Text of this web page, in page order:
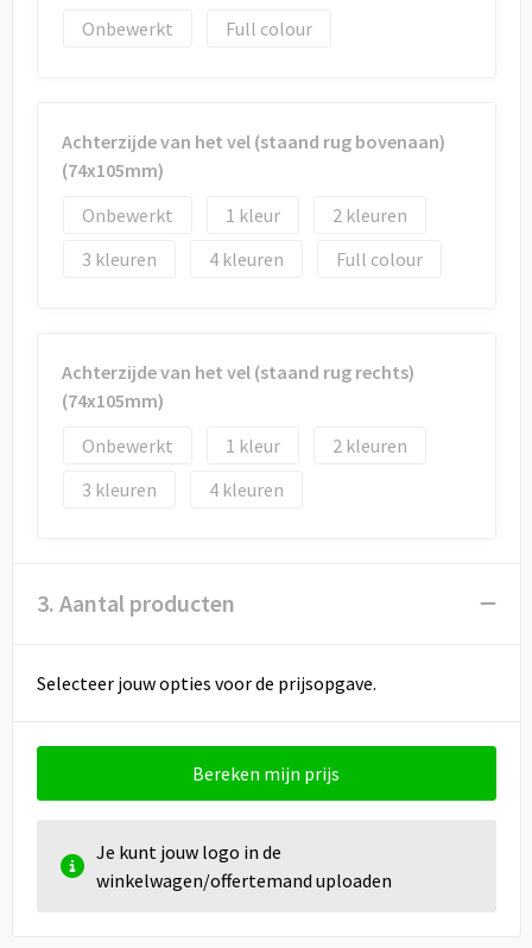
Onbewerkt
Full colour
Achterzijde van het vel (staand rug bovenaan)
(74x105mm)
Onbewerkt
1
2
3
4 Full colour
Achterzijde van het vel (staand rug rechts)
(74x105mm)
Onbewerkt
1
2
3
4
3. Aantal producten
Selecteer jouw opties voor de prijsopgave.
Bereken mijn prijs
Je kunt jouw logo in de
winkelwagen/offertemand uploaden